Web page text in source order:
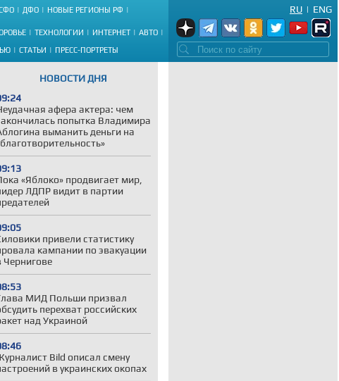
ДФО НОВЫЕ РЕГИОНЫ РФ
ТЕХНОЛОГИИ ИНТЕРНЕТ АВТО
СТАТЬИ ПРЕСС-ПОРТРЕТЫ
ENG
|
RU
НОВОСТИ ДНЯ
афера актера: чем
попытка Владимира
выманить деньги на
«Яблоко» продвигает мир,
ЛДПР видит в партии
привели статистику
кампании по эвакуации
Чернигове
МИД Польши призвал
перехват российских
над Украиной
Bild описал смену
в украинских окопах